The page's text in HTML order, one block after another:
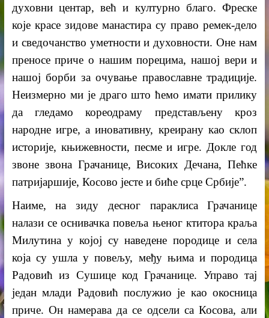
духовни центар, већ и културно благо. Фреске
које красе зидове манастира су право ремек-дело
и сведочанство уметности и духовности. Оне нам
преносе приче о нашим порецима, нашој вери и
нашој борби за очување православне традиције.
Неизмерно ми је драго штоћемо имати прилику
да гледамо кореодраму представљену кроз
народне игре, а иновативну, креирану као склоп
историје, књижевности, песме и игре. Докле год
звоне звона Грачанице, Високих Дечана, Пећке
патријаршије, Косово јесте и биће срце Србије”.
Наиме, на зиду десног параклиса Грачанице
налази се оснивачка повеља њеног ктитора краља
Милутина у којој су наведене породице и села
која су ушла у повељу, међу њима и породица
Радовић из Сушице код Грачанице. Управо тај
један млади Радовић послужио је као окосница
приче. Он намерава да се одсели са Косова, али